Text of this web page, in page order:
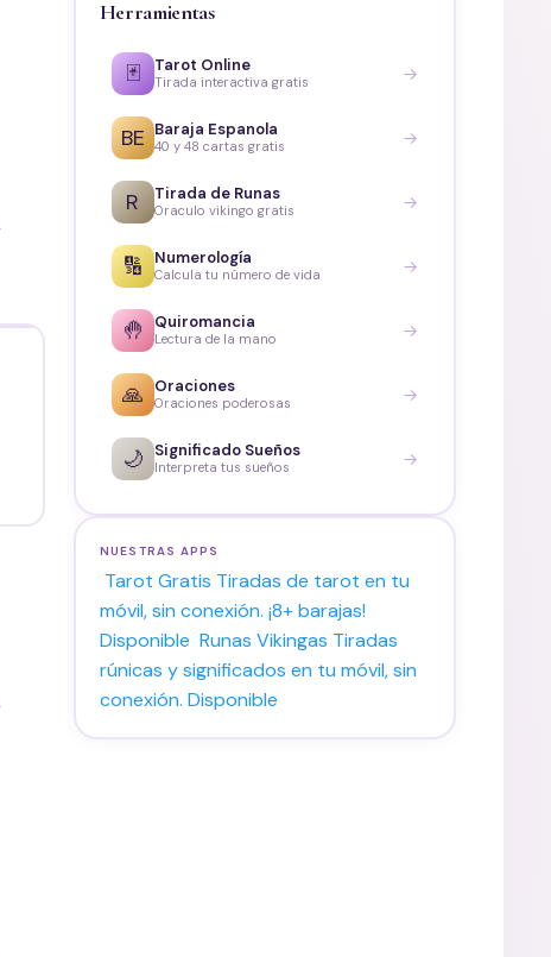
Herramientas
🃏 Tarot Online
Tirada interactiva gratis →
BE Baraja Espanola
40 y 48 cartas gratis →
R Tirada de Runas
Oraculo vikingo gratis →
🔢 Numerología
Calcula tu número de vida →
🤚 Quiromancia
Lectura de la mano →
🙏 Oraciones
Oraciones poderosas →
🌙 Significado Sueños
Interpreta tus sueños →
NUESTRAS APPS
Tarot Gratis Tiradas de tarot en tu
móvil, sin conexión. ¡8+ barajas!
Disponible Runas Vikingas Tiradas
rúnicas y significados en tu móvil, sin
conexión. Disponible